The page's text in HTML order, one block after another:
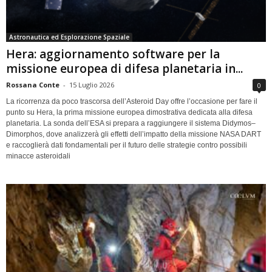
Astronautica ed Esplorazione Spaziale
Hera: aggiornamento software per la
missione europea di difesa planetaria in...
Rossana Conte - 15 Luglio 2026 0
La ricorrenza da poco trascorsa dell’Asteroid Day offre l’occasione per fare il
punto su Hera, la prima missione europea dimostrativa dedicata alla difesa
planetaria. La sonda dell’ESA si prepara a raggiungere il sistema Didymos–
Dimorphos, dove analizzerà gli effetti dell’impatto della missione NASA DART
e raccoglierà dati fondamentali per il futuro delle strategie contro possibili
minacce asteroidali